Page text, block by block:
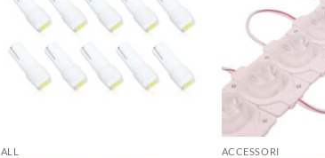
ALL ACCESSORI